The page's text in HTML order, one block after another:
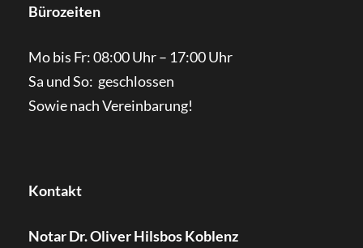
Bürozeiten
Mo bis Fr: 08:00 Uhr – 17:00 Uhr
Sa und So: geschlossen
Sowie nach Vereinbarung!
Kontakt
Notar Dr. Oliver Hilsbos Koblenz